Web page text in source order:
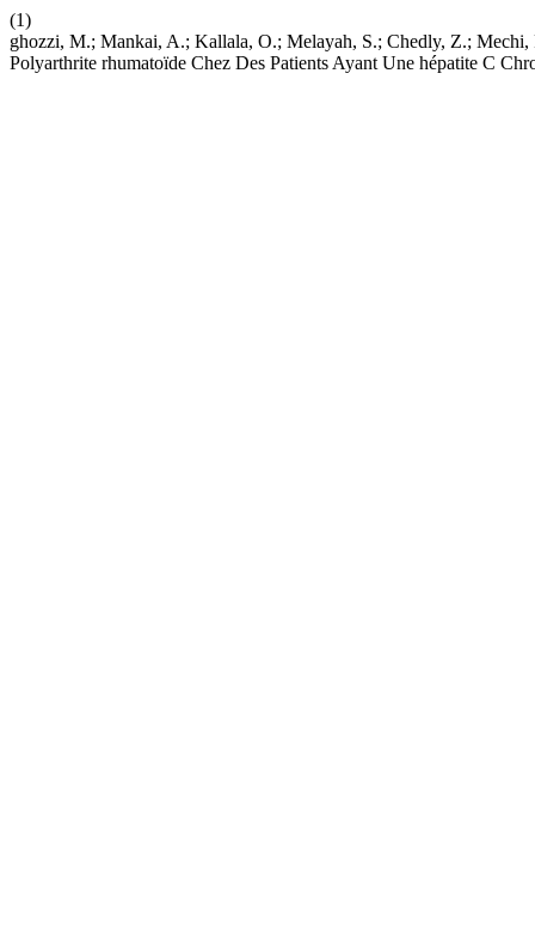
(1)
ghozzi, M.; Mankai, A.; Kallala, O.; Melayah, S.; Chedly, Z.;
Polyarthrite rhumatoïde Chez Des Patients Ayant Une hépatite C